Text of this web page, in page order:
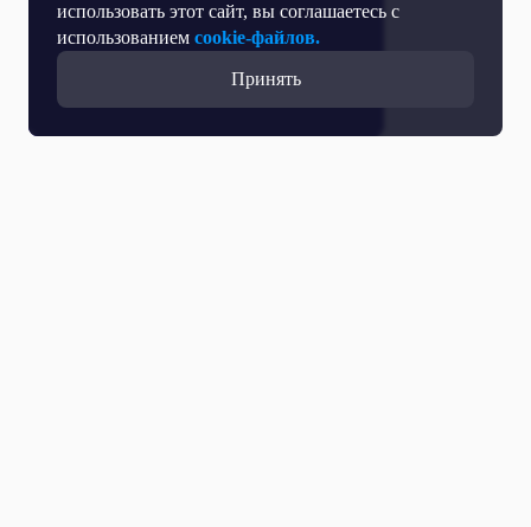
использовать этот сайт, вы соглашаетесь с
использованием cookie-файлов.
Принять